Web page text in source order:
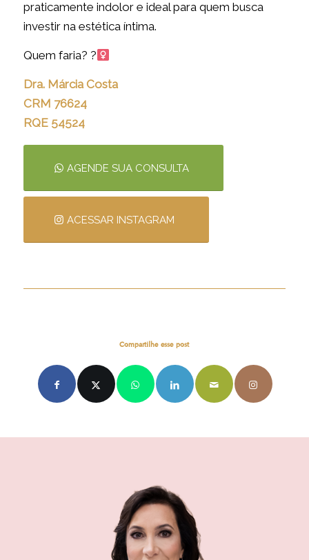
praticamente indolor e ideal para quem busca
investir na estética íntima.
Quem faria? ?‍
Dra. Márcia Costa
CRM 76624
RQE 54524
AGENDE SUA CONSULTA
ACESSAR INSTAGRAM
Compartilhe esse post